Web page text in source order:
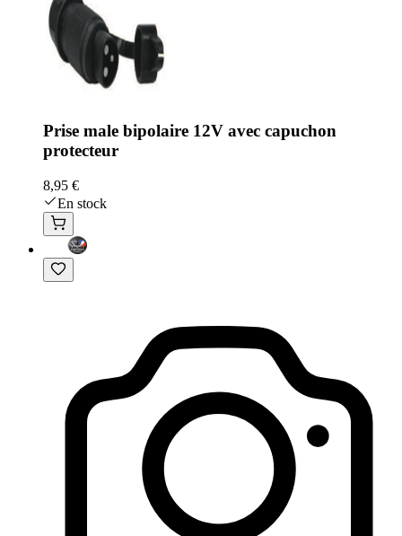
Prise male bipolaire 12V avec capuchon
protecteur
8,95 €
En stock